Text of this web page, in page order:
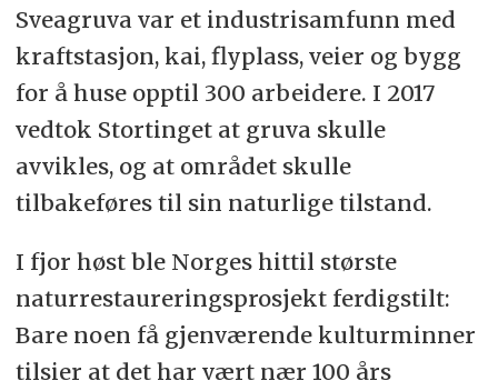
Sveagruva var et industrisamfunn med
kraftstasjon, kai, flyplass, veier og bygg
for å huse opptil 300 arbeidere. I 2017
vedtok Stortinget at gruva skulle
avvikles, og at området skulle
tilbakeføres til sin naturlige tilstand.
I fjor høst ble Norges hittil største
naturrestaureringsprosjekt ferdigstilt:
Bare noen få gjenværende kulturminner
tilsier at det har vært nær 100 års